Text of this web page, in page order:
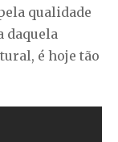
qualidade
daquela
é hoje tão